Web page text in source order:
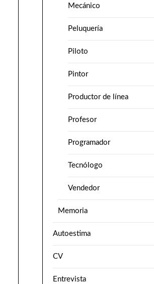
Mecánico
Peluquería
Piloto
Pintor
Productor de línea
Profesor
Programador
Tecnólogo
Vendedor
Memoria
Autoestima
CV
Entrevista